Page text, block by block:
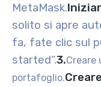
MetaMask.
solito si apre
fa, fate clic sul
started”.3.Creare
portafoglio.